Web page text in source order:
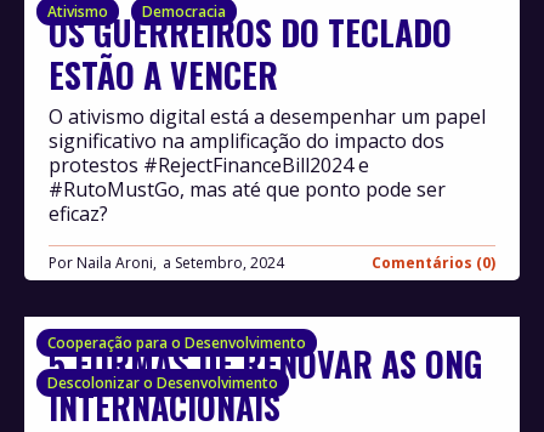
Ativismo Democracia
OS GUERREIROS DO TECLADO
ESTÃO A VENCER
Por Naila Aroni, Setembro, 2024 Comentários (0)
O ativismo digital está a desempenhar um papel
significativo na amplificação do impacto dos
protestos #RejectFinanceBill2024 e
#RutoMustGo, mas até que ponto pode ser
eficaz?
Cooperação para o Desenvolvimento
Descolonizar o Desenvolvimento
5 FORMAS DE RENOVAR AS ONG
INTERNACIONAIS